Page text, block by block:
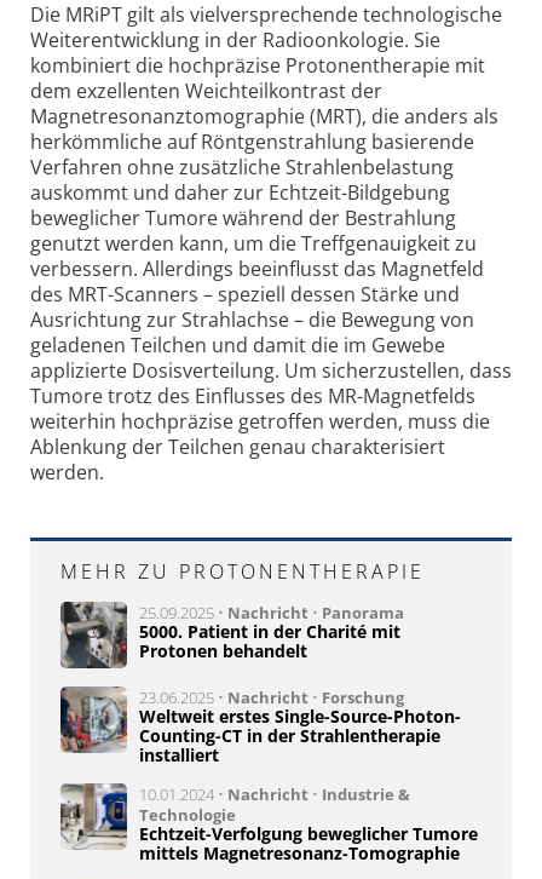
Die MRiPT gilt als vielversprechende technologische
Weiterentwicklung in der Radioonkologie. Sie
kombiniert die hochpräzise Protonentherapie mit
dem exzellenten Weichteilkontrast der
Magnetresonanztomographie (MRT), die anders als
herkömmliche auf Röntgenstrahlung basierende
Verfahren ohne zusätzliche Strahlenbelastung
auskommt und daher zur Echt­zeit-Bild­ge­bung
beweglicher Tumore während der Bestrahlung
genutzt werden kann, um die Treffgenauigkeit zu
verbessern. Allerdings beeinflusst das Magnetfeld
des MRT-Scanners – speziell dessen Stärke und
Ausrichtung zur Strahlachse – die Bewegung von
geladenen Teilchen und damit die im Gewebe
applizierte Dosisverteilung. Um sicherzustellen, dass
Tumore trotz des Einflusses des MR-Magnet­felds
weiterhin hochpräzise getroffen werden, muss die
Ablenkung der Teilchen genau charakterisiert
werden.
MEHR ZU PROTONENTHERAPIE
25.09.2025 • Nachricht • Panorama
5000. Patient in der Charité mit
Protonen behandelt
23.06.2025 • Nachricht • Forschung
Weltweit erstes Single-Source-Photon-
Counting-CT in der Strahlentherapie
installiert
10.01.2024 • Nachricht • Industrie &
Technologie
Echtzeit-Verfolgung beweglicher Tumore
mittels Magnetresonanz-Tomographie